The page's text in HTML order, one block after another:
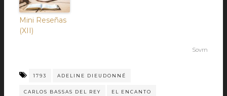
Mini Reseñas
(XII)
Sovrn
1793 ADELINE DIEUDONNÉ
CARLOS BASSAS DEL REY EL ENCANTO